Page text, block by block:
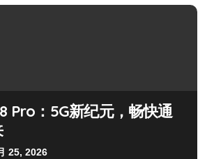
Pro：5G新纪元，畅快通
25, 2026